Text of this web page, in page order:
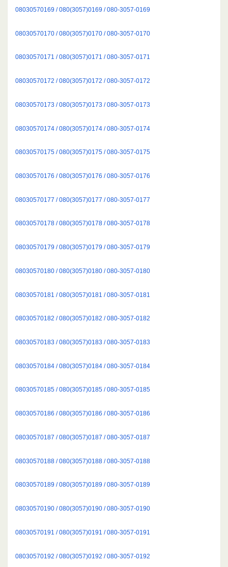
08030570169 / 080(3057)0169 / 080-3057-0169
08030570170 / 080(3057)0170 / 080-3057-0170
08030570171 / 080(3057)0171 / 080-3057-0171
08030570172 / 080(3057)0172 / 080-3057-0172
08030570173 / 080(3057)0173 / 080-3057-0173
08030570174 / 080(3057)0174 / 080-3057-0174
08030570175 / 080(3057)0175 / 080-3057-0175
08030570176 / 080(3057)0176 / 080-3057-0176
08030570177 / 080(3057)0177 / 080-3057-0177
08030570178 / 080(3057)0178 / 080-3057-0178
08030570179 / 080(3057)0179 / 080-3057-0179
08030570180 / 080(3057)0180 / 080-3057-0180
08030570181 / 080(3057)0181 / 080-3057-0181
08030570182 / 080(3057)0182 / 080-3057-0182
08030570183 / 080(3057)0183 / 080-3057-0183
08030570184 / 080(3057)0184 / 080-3057-0184
08030570185 / 080(3057)0185 / 080-3057-0185
08030570186 / 080(3057)0186 / 080-3057-0186
08030570187 / 080(3057)0187 / 080-3057-0187
08030570188 / 080(3057)0188 / 080-3057-0188
08030570189 / 080(3057)0189 / 080-3057-0189
08030570190 / 080(3057)0190 / 080-3057-0190
08030570191 / 080(3057)0191 / 080-3057-0191
08030570192 / 080(3057)0192 / 080-3057-0192